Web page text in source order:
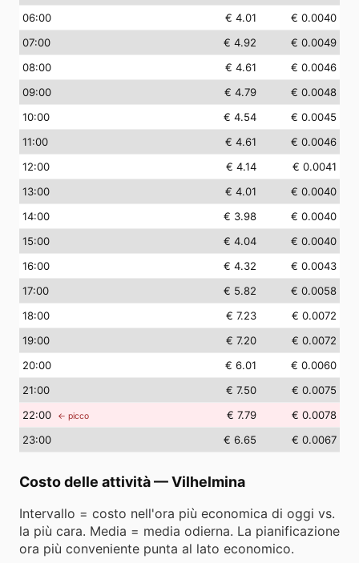
06:00 € 4.01
€ 0.0040
07:00 € 4.92
€ 0.0049
08:00 € 4.61
€ 0.0046
09:00 € 4.79
€ 0.0048
10:00 € 4.54
€ 0.0045
11:00 € 4.61
€ 0.0046
12:00 € 4.14
€ 0.0041
13:00 € 4.01
€ 0.0040
14:00 € 3.98
€ 0.0040
15:00 € 4.04
€ 0.0040
16:00 € 4.32
€ 0.0043
17:00 € 5.82
€ 0.0058
18:00 € 7.23
€ 0.0072
19:00 € 7.20
€ 0.0072
20:00 € 6.01
€ 0.0060
21:00 € 7.50
€ 0.0075
22:00 ← picco € 7.79
€ 0.0078
23:00 € 6.65 € 0.0067
Costo delle attività—Vilhelmina
Intervallo = costo nell'ora più economica di oggi vs.
la più cara. Media = media odierna. La pianificazione
ora più conveniente punta al lato economico.